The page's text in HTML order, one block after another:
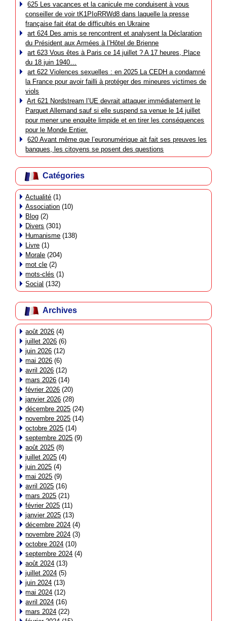
625 Les vacances et la canicule me conduisent à vous
conseiller de voir tK1PIoRRWd8 dans laquelle la presse
française fait état de difficultés en Ukraine
art 624 Des amis se rencontrent et analysent la Déclaration
du Président aux Armées à l’Hôtel de Brienne
art 623 Vous êtes à Paris ce 14 juillet ? A 17 heures, Place
du 18 juin 1940…
art 622 Violences sexuelles : en 2025 La CEDH a condamné
la France pour avoir failli à protéger des mineures victimes de
viols
Art 621 Nordstream l’UE devrait attaquer immédiatement le
Parquet Allemand sauf si elle suspend sa venue le 14 juillet
pour mener une enquête limpide et en tirer les conséquences
pour le Monde Entier.
620 Avant même que l’euronumérique ait fait ses preuves les
banques, les citoyens se posent des questions
Catégories
Actualité (1)
Association (10)
Blog (2)
Divers (301)
Humanisme (138)
Livre (1)
Morale (204)
mot cle (2)
mots-clés (1)
Social (132)
Archives
août 2026 (4)
juillet 2026 (6)
juin 2026 (12)
mai 2026 (6)
avril 2026 (12)
mars 2026 (14)
février 2026 (20)
janvier 2026 (28)
décembre 2025 (24)
novembre 2025 (14)
octobre 2025 (14)
septembre 2025 (9)
août 2025 (8)
juillet 2025 (4)
juin 2025 (4)
mai 2025 (9)
avril 2025 (16)
mars 2025 (21)
février 2025 (11)
janvier 2025 (13)
décembre 2024 (4)
novembre 2024 (3)
octobre 2024 (10)
septembre 2024 (4)
août 2024 (13)
juillet 2024 (5)
juin 2024 (13)
mai 2024 (12)
avril 2024 (16)
mars 2024 (22)